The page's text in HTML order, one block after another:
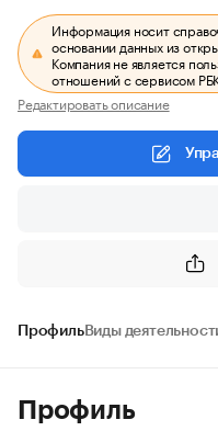
Информация носит
основании данных из
Компания не является
отношений с сервисом
Редактировать описание
ПрофильВиды
Профиль